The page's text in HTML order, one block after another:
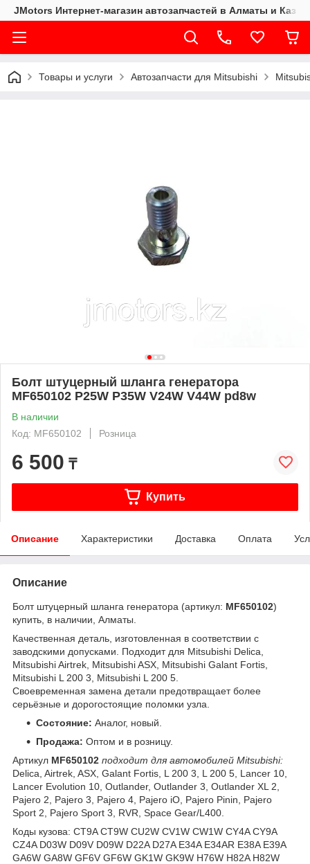
JMotors Интернет-магазин автозапчастей в Алматы и
Товары и услуги Автозапчасти для Mitsubishi
Болт штуцерный шланга генератора
MF650102 P25W P35W V24W V44W pd8w
В наличии
Код: MF650102
Розница
6 500 ₸
Купить
Описание Характеристики Доставка Оплата
Описание
Болт штуцерный шланга генератора (артикул: MF650102)
купить, в наличии, Алматы.
Качественная деталь, изготовленная в соответствии с
заводскими допусками. Подходит для Mitsubishi Delica,
Mitsubishi Airtrek, Mitsubishi ASX, Mitsubishi Galant Fortis,
Mitsubishi L 200 3, Mitsubishi L 200 5.
Своевременная замена детали предотвращает более
серьёзные и дорогостоящие поломки узла.
Состояние: Аналог, новый.
Продажа: Оптом и в розницу.
Артикул MF650102 подходит для автомобилей Mitsubishi:
Delica, Airtrek, ASX, Galant Fortis, L 200 3, L 200 5, Lancer 10,
Lancer Evolution 10, Outlander, Outlander 3, Outlander XL 2,
Pajero 2, Pajero 3, Pajero 4, Pajero iO, Pajero Pinin, Pajero
Sport 2, Pajero Sport 3, RVR, Space Gear/L400.
Коды кузова: CT9A CT9W CU2W CV1W CW1W CY4A CY9A
CZ4A D03W D09V D09W D22A D27A E34A E34AR E38A E39A
GA6W GA8W GF6V GF6W GK1W GK9W H76W H82A H82W